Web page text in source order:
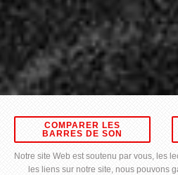
COMPARER LES
BARRES DE SON
Notre site Web est soutenu par vous, les
les liens sur notre site, nous pouvons